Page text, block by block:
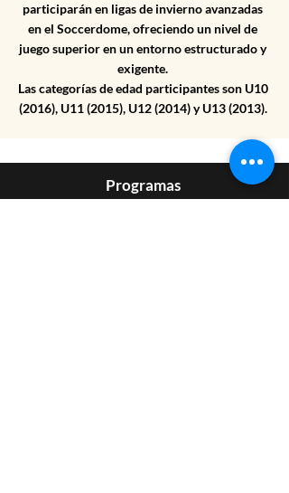
participarán en ligas de invierno avanzadas
en el Soccerdome, ofreciendo un nivel de
juego superior en un entorno estructurado y
exigente.
Las categorías de edad participantes son U10
(2016), U11 (2015), U12 (2014) y U13 (2013).
Programas